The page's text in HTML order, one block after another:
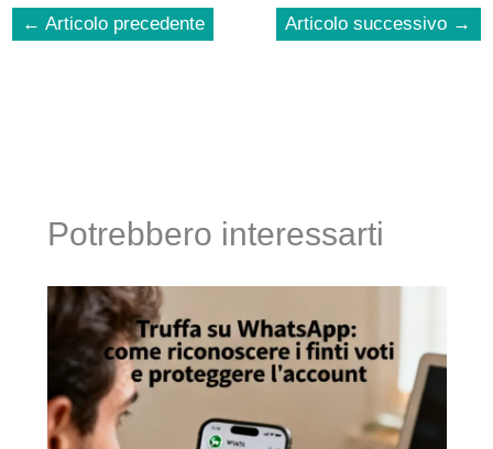
← Articolo precedente Articolo successivo →
Potrebbero interessarti